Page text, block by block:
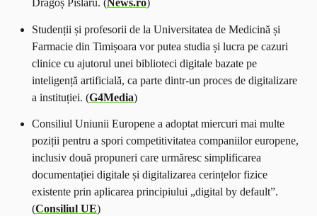
Dragoș Pîslaru. (News.ro)
Studenții și profesorii de la Universitatea de Medicină și
Farmacie din Timișoara vor putea studia și lucra pe cazuri
clinice cu ajutorul unei biblioteci digitale bazate pe
inteligență artificială, ca parte dintr-un proces de digitalizare
a instituției. (G4Media)
Consiliul Uniunii Europene a adoptat miercuri mai multe
poziții pentru a spori competitivitatea companiilor europene,
inclusiv două propuneri care urmăresc simplificarea
documentației digitale și digitalizarea cerințelor fizice
existente prin aplicarea principiului „digital by default”.
(Consiliul UE)